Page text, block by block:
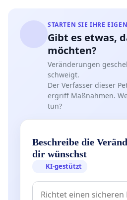
STARTEN SIE IHRE
Gibt es etwas,
möchten?
Veränderungen
schweigt.
Der Verfasser dieser
ergriff Maßnahmen.
tun?
Beschreibe die
dir wünschst
KI-gestützt